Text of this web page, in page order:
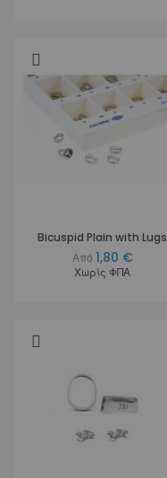
Bicuspid Plain with Lugs
Από 1,80 €
Χωρίς ΦΠΑ